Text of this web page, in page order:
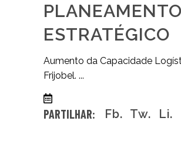
PLANEAMENTO
ESTRATÉGICO
Aumento da Capacidade
Frijobel.
PARTILHAR: Fb. Tw. Li.